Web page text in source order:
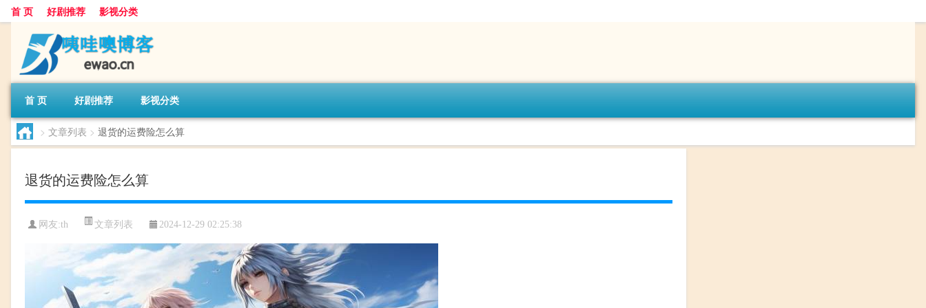
首 页 好剧推荐 影视分类
首 页 好剧推荐 影视分类
> 文章列表 > 退货的运费险怎么算
退货的运费险怎么算
网友:th 文章列表 2024-12-29 02:25:38